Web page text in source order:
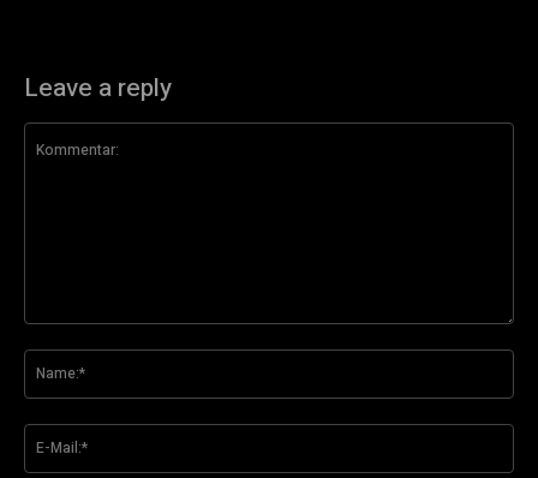
Leave a reply